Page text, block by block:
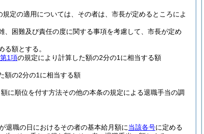
規定の適用については、その者は、市長が定めるところによ
困難及び責任の度に関する事項を考慮して、市長が定め
る額とする。
第1項の規定により計算した額の2分の1に相当する額
額の2分の1に相当する額
に順位を付す方法その他の本条の規定による退職手当の調
退職の日におけるその者の基本給月額に当該各号に定める